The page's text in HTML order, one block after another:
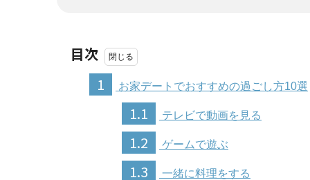
目次
1
お家デートでおすすめの過ごし方10選
1.1 テレビで動画を見る
1.2 ゲームで遊ぶ
1.3 一緒に料理をする